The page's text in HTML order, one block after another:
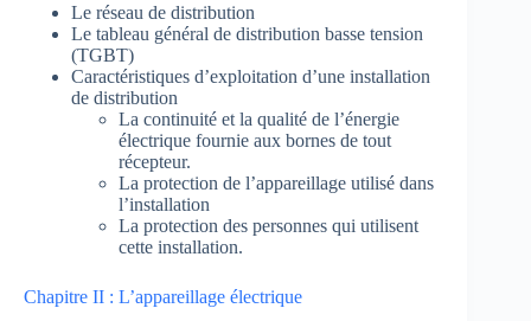
Le réseau de distribution
Le tableau général de distribution basse tension
(TGBT)
Caractéristiques d’exploitation d’une installation
de distribution
La continuité et la qualité de l’énergie
électrique fournie aux bornes de tout
récepteur.
La protection de l’appareillage utilisé dans
l’installation
La protection des personnes qui utilisent
cette installation.
Chapitre II : L’appareillage électrique